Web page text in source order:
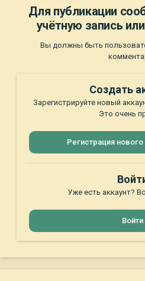
Для публикации
учётную запись
Вы должны быть
Создать
Зарегистрируйте новый
Это очень
Регистрация
Уже есть аккаунт?
Войти